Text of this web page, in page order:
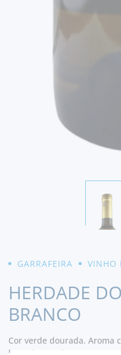
GARRAFEIRA VINHO
HERDADE
BRANCO
Cor verde dourada. Aroma